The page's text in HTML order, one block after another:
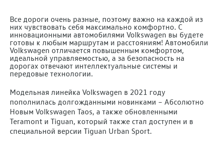
Все дороги очень разные, поэтому важно на каждой из
них чувствовать себя максимально комфортно. C
инновационными автомобилями Volkswagen вы будете
готовы к любым маршрутам и расстояниям! Автомобили
Volkswagen отличается повышенным комфортом,
идеальной управляемостью, а за безопасность на
дорогах отвечают интеллектуальные системы и
передовые технологии.
Модельная линейка Volkswagen в 2021 году
пополнилась долгожданными новинками – Абсолютно
Новым Volkswagen Taos, а также обновленными
Teramont и Tiguan, который также стал доступен и в
специальной версии Tiguan Urban Sport.